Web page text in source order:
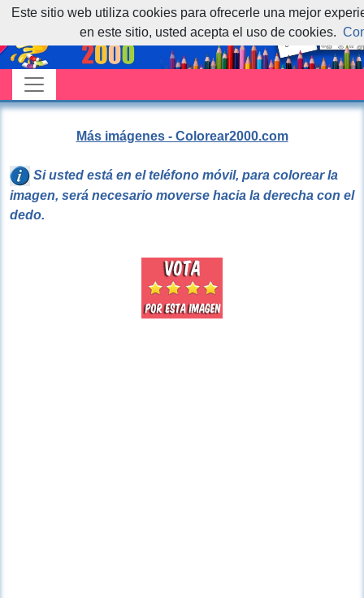
Más imágenes - Colorear2000.com
Si usted está en el teléfono móvil, para colorear la
imagen, será necesario moverse hacia la derecha con el
dedo.
Este sitio web utiliza cookies para ofrecerle una mejor
en este sitio, usted acepta el uso de cookies.